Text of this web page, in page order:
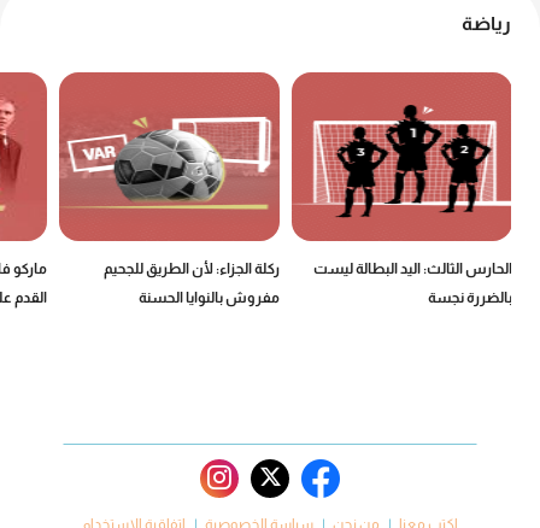
رياضة
الحارس الثالث: اليد البطالة ليست
بالضررة نجسة
ركلة الجزاء: لأن الطريق للجحيم
مفروش بالنوايا الحسنة
ماركو
القدم
اكتب معنا من نحن سياسة الخصوصية اتفاقية الاستخدام